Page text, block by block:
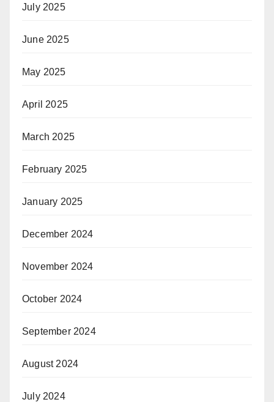
July 2025
June 2025
May 2025
April 2025
March 2025
February 2025
January 2025
December 2024
November 2024
October 2024
September 2024
August 2024
July 2024